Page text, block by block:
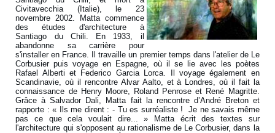
Civitavecchia (Italie), le 23
novembre 2002. Matta commence
des études d'architecture à
Santiago du Chili. En 1933, il
abandonne sa carrière pour
s'installer en France. Il travaille un premier temps dans l'atelier de Le
Corbusier puis voyage en Espagne, où il se lie avec les poètes
Rafael Alberti et Federico Garcia Lorca. Il voyage également en
Scandinavie, où il rencontre Alvar Aalto, et à Londres, où il fait la
connaissance de Henry Moore, Roland Penrose et René Magritte.
Grâce à Salvador Dali, Matta fait la rencontre d’André Breton et
rapporte : « Ils me dirent : - Tu es surréaliste ! Je ne savais même
pas ce que cela voulait dire... » Matta écrit des textes sur
l'architecture qui s'opposent au rationalisme de Le Corbusier, dans la